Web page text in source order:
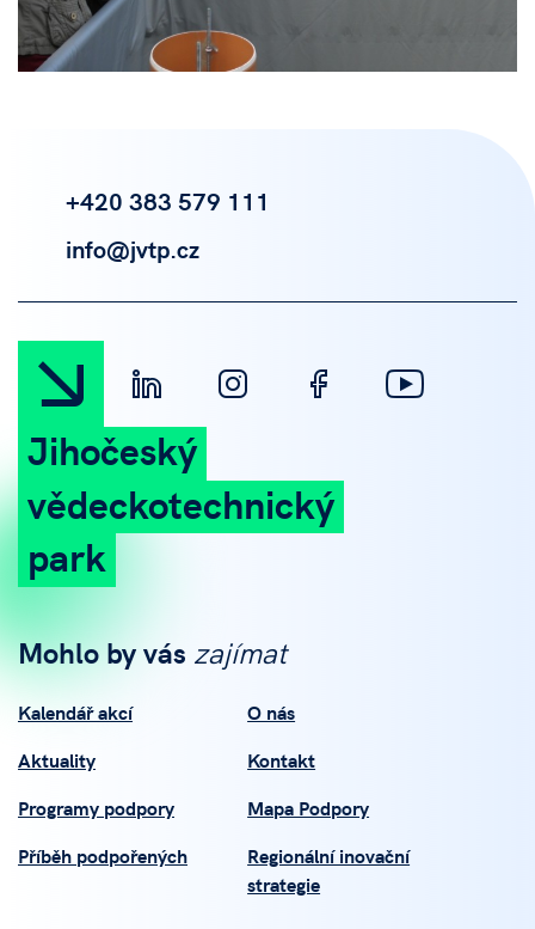
+420 383 579 111
info@jvtp.cz
Jihočeský
vědeckotechnický
park
Mohlo by vás zajímat
Kalendář akcí
Aktuality
Programy podpory
Příběh podpořených
O nás
Kontakt
Mapa Podpory
Regionální inovační
strategie